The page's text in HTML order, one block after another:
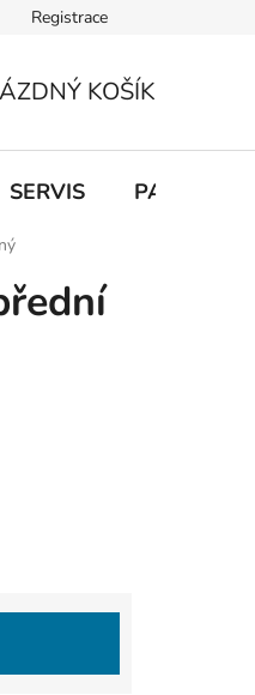
Registrace
KOŠÍK
SERVIS